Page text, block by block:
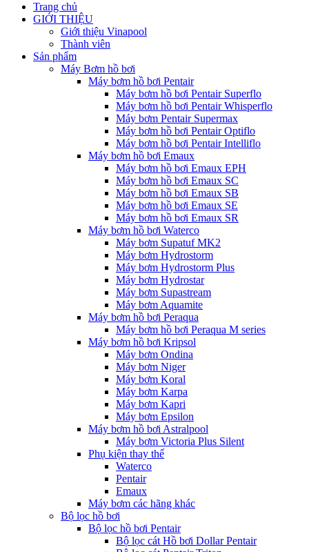
Trang chủ
GIỚI THIỆU
Giới thiệu Vinapool
Thành viên
Sản phẩm
Máy Bơm hồ bơi
Máy bơm hồ bơi Pentair
Máy bơm hồ bơi Pentair Superflo
Máy bơm hồ bơi Pentair Whisperflo
Máy bơm Pentair Supermax
Máy bơm hồ bơi Pentair Optiflo
Máy bơm hồ bơi Pentair Intelliflo
Máy bơm hồ bơi Emaux
Máy bơm hồ bơi Emaux EPH
Máy bơm hồ bơi Emaux SC
Máy bơm hồ bơi Emaux SB
Máy bơm hồ bơi Emaux SE
Máy bơm hồ bơi Emaux SR
Máy bơm hồ bơi Waterco
Máy bơm Supatuf MK2
Máy bơm Hydrostorm
Máy bơm Hydrostorm Plus
Máy bơm Hydrostar
Máy bơm Supastream
Máy bơm Aquamite
Máy bơm hồ bơi Peraqua
Máy bơm hồ bơi Peraqua M series
Máy bơm hồ bơi Kripsol
Máy bơm Ondina
Máy bơm Niger
Máy bơm Koral
Máy bơm Karpa
Máy bơm Kapri
Máy bơm Epsilon
Máy bơm hồ bơi Astralpool
Máy bơm Victoria Plus Silent
Phụ kiện thay thế
Waterco
Pentair
Emaux
Máy bơm các hãng khác
Bộ lọc hồ bơi
Bộ lọc hồ bơi Pentair
Bộ lọc cát Hồ bơi Dollar Pentair